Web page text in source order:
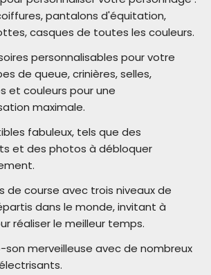
pantalons d'équitation,
casques de toutes les couleurs.
personnalisables pour votre
de queue, crinières, selles,
et couleurs pour une
maximale.
fabuleux, tels que des
et des photos à débloquer
de course avec trois niveaux de
dans le monde, invitant à
réaliser le meilleur temps.
son merveilleuse avec de nombreux